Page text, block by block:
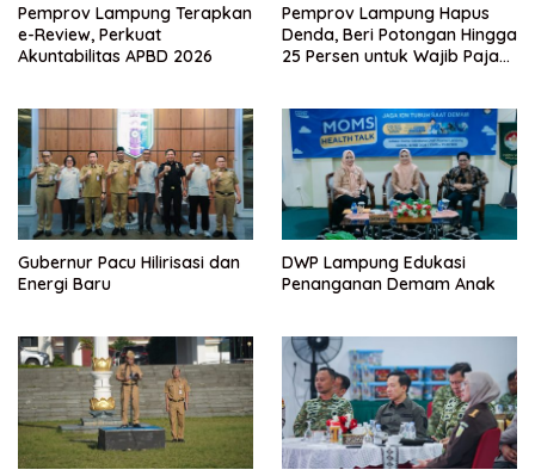
Pemprov Lampung Terapkan
e-Review, Perkuat
Akuntabilitas APBD 2026
Pemprov Lampung Hapus
Denda, Beri Potongan Hingga
25 Persen untuk Wajib Pajak
Gubernur Pacu Hilirisasi dan
Energi Baru
DWP Lampung Edukasi
Penanganan Demam Anak